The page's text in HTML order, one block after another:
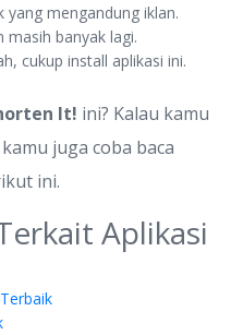
yang mengandung iklan.
masih banyak lagi.
cukup install aplikasi ini.
It! ini? Kalau kamu
juga coba baca
ini.
Aplikasi